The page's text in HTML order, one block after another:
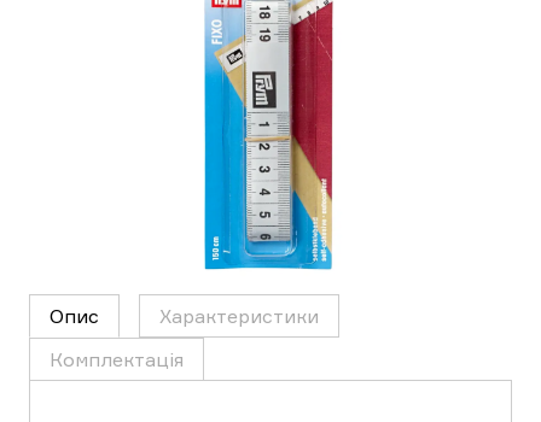
Опис
Характеристики
Комплектація